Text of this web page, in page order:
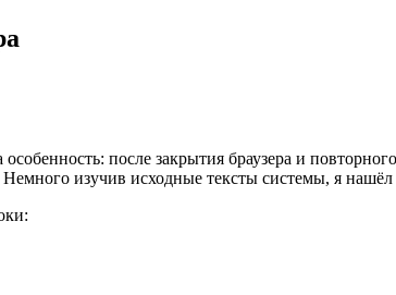
после закрытия браузера и
Немного изучив исходные тексты системы, я